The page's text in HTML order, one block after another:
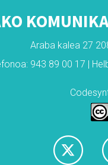
Araba kalea 27
943 89 00 17 |